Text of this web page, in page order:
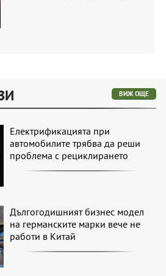
ВИЖ ОЩЕ
Електрификацията при
автомобилите трябва да реши
проблема с рециклирането
Дългогодишният бизнес модел
на германските марки вече не
работи в Китай